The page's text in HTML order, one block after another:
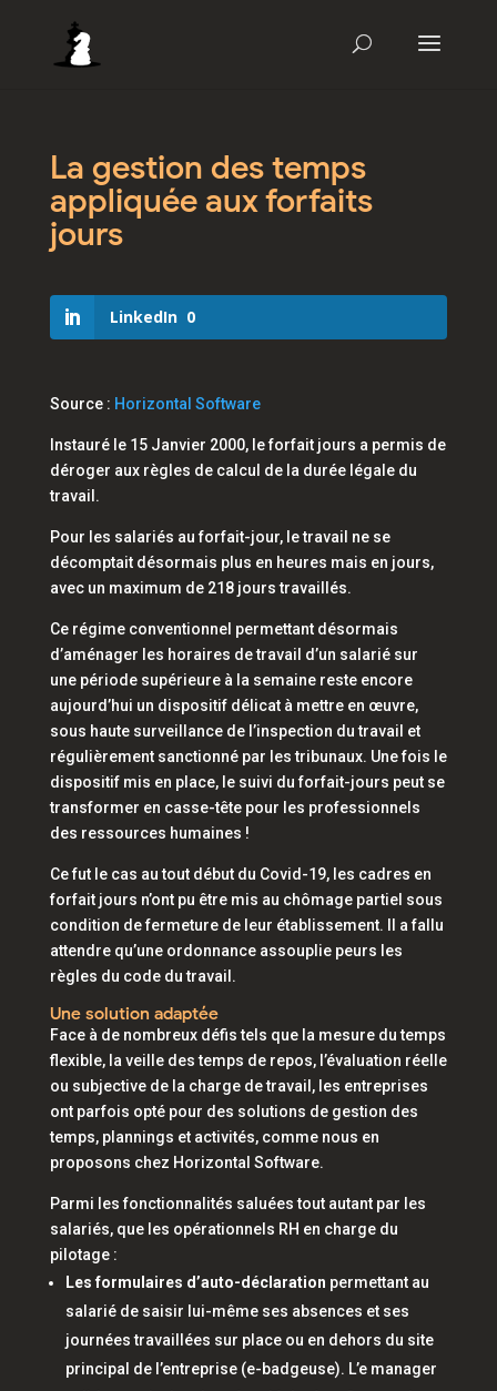
La gestion des temps
appliquée aux forfaits
jours
LinkedIn 0
Source : Horizontal Software
Instauré le 15 Janvier 2000, le forfait jours a permis de
déroger aux règles de calcul de la durée légale du
travail.
Pour les salariés au forfait-jour, le travail ne se
décomptait désormais plus en heures mais en jours,
avec un maximum de 218 jours travaillés.
Ce régime conventionnel permettant désormais
d’aménager les horaires de travail d’un salarié sur
une période supérieure à la semaine reste encore
aujourd’hui un dispositif délicat à mettre en œuvre,
sous haute surveillance de l’inspection du travail et
régulièrement sanctionné par les tribunaux. Une fois le
dispositif mis en place, le suivi du forfait-jours peut se
transformer en casse-tête pour les professionnels
des ressources humaines !
Ce fut le cas au tout début du Covid-19, les cadres en
forfait jours n’ont pu être mis au chômage partiel sous
condition de fermeture de leur établissement. Il a fallu
attendre qu’une ordonnance assouplie peurs les
règles du code du travail.
Une solution adaptée
Face à de nombreux défis tels que la mesure du temps
flexible, la veille des temps de repos, l’évaluation réelle
ou subjective de la charge de travail, les entreprises
ont parfois opté pour des solutions de gestion des
temps, plannings et activités, comme nous en
proposons chez Horizontal Software.
Parmi les fonctionnalités saluées tout autant par les
salariés, que les opérationnels RH en charge du
pilotage :
Les formulaires d’auto-déclaration permettant au
salarié de saisir lui-même ses absences et ses
journées travaillées sur place ou en dehors du site
principal de l’entreprise (e-badgeuse). L’e manager